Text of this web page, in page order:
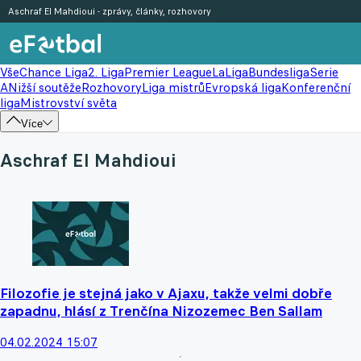
VšeChance Liga2. LigaPremier LeagueLaLigaBundesligaSerie
ANižší soutěžeRozhovoryLiga mistrůEvropská ligaKonferenční
ligaMistrovství světa
Více
Aschraf El Mahdioui - zprávy, články, rozhovory
Aschraf El Mahdioui
Filozofie je stejná jako v Ajaxu, takže velmi dobře
zapadnu, hlásí z Trenčína Nizozemec Ben Sallam
04.02.2024 15:07